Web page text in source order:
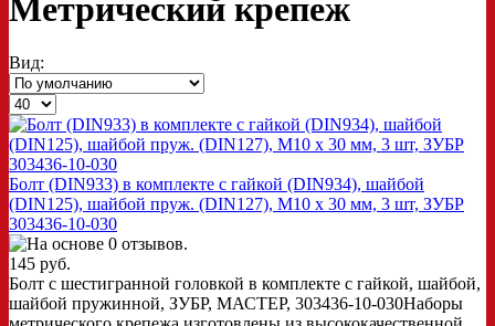
Метрический крепеж
Вид:
Болт (DIN933) в комплекте с гайкой (DIN934), шайбой
(DIN125), шайбой пруж. (DIN127), M10 x 30 мм, 3 шт, ЗУБР
303436-10-030
145 руб.
Болт с шестигранной головкой в комплекте с гайкой, шайбой,
шайбой пружинной, ЗУБР, МАСТЕР, 303436-10-030Наборы